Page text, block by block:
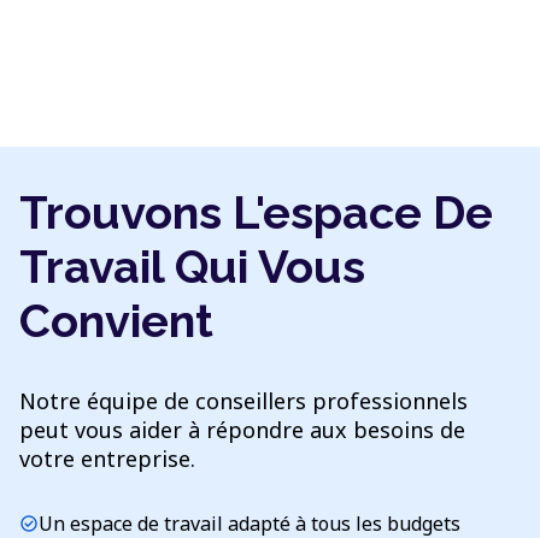
Trouvons L'espace De
Travail Qui Vous
Convient
Notre équipe de conseillers professionnels
peut vous aider à répondre aux besoins de
votre entreprise.
check_circleUn espace de travail adapté à tous les budgets